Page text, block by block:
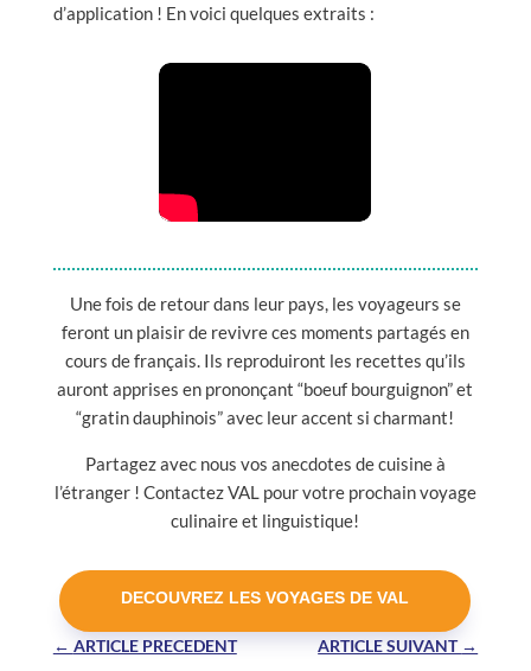
d’application ! En voici quelques extraits :
Une fois de retour dans leur pays, les voyageurs se
feront un plaisir de revivre ces moments partagés en
cours de français. Ils reproduiront les recettes qu’ils
auront apprises en prononçant “boeuf bourguignon” et
“gratin dauphinois” avec leur accent si charmant!
Partagez avec nous vos anecdotes de cuisine à
l’étranger ! Contactez VAL pour votre prochain voyage
culinaire et linguistique!
DECOUVREZ LES VOYAGES DE VAL
← ARTICLE PRECEDENT ARTICLE SUIVANT →